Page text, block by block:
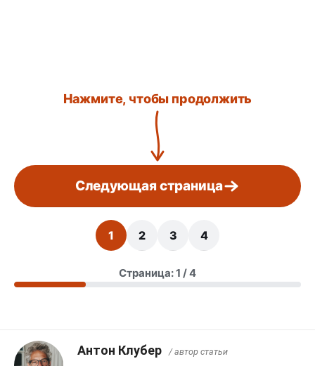
Нажмите, чтобы продолжить
Следующая страница
1 2 3 4
Страница: 1 / 4
Антон Клубер / автор статьи